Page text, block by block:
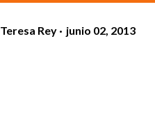
Teresa Rey junio 02, 2013